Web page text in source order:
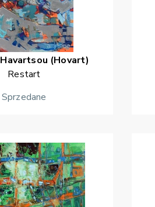
Havartsou (Hovart)
Restart
Sprzedane